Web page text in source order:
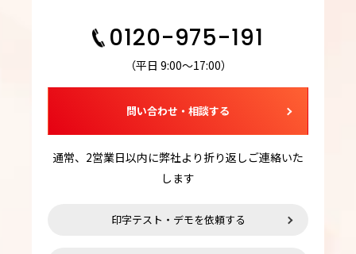
0120-975-191
（平日 9:00～17:00）
問い合わせ・相談する
通常、2営業日以内に弊社より折り返しご連絡いた
します
印字テスト・デモを依頼する